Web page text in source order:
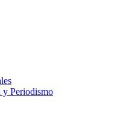
y Periodismo